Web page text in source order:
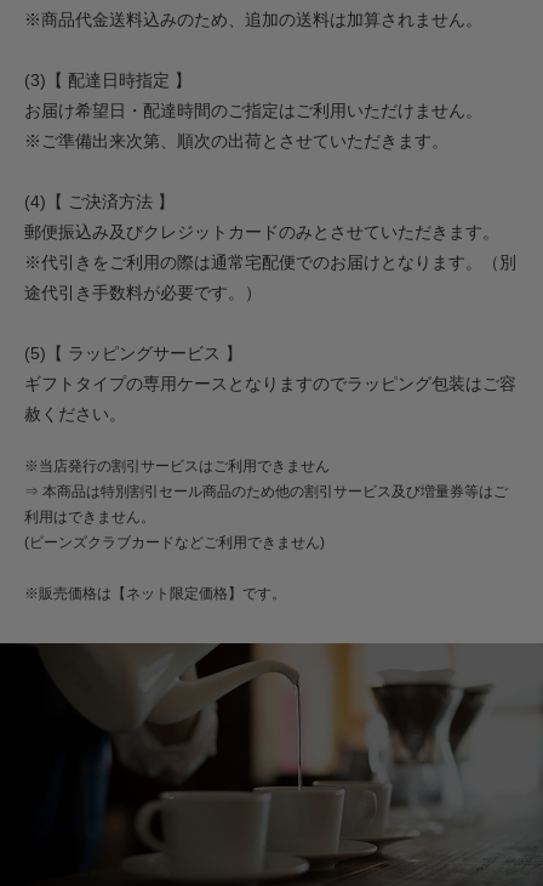
※商品代金送料込みのため、追加の送料は加算されません。
(3)【 配達日時指定 】
お届け希望日・配達時間のご指定はご利用いただけません。
※ご準備出来次第、順次の出荷とさせていただきます。
(4)【 ご決済方法 】
郵便振込み及びクレジットカードのみとさせていただきます。
※代引きをご利用の際は通常宅配便でのお届けとなります。（別
途代引き手数料が必要です。）
(5)【 ラッピングサービス 】
ギフトタイプの専用ケースとなりますのでラッピング包装はご容
赦ください。
※当店発行の割引サービスはご利用できません
⇒ 本商品は特別割引セール商品のため他の割引サービス及び増量券等はご
利用はできません。
(ビーンズクラブカードなどご利用できません)
※販売価格は【ネット限定価格】です。